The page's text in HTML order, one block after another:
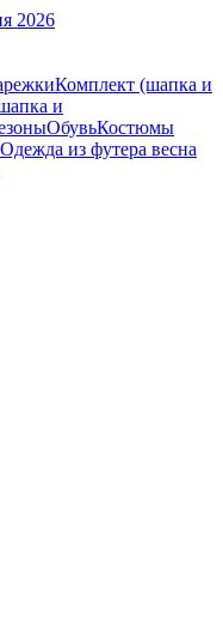
2026
Комплект (шапка и
и
ОбувьКостюмы
Одежда из футера весна